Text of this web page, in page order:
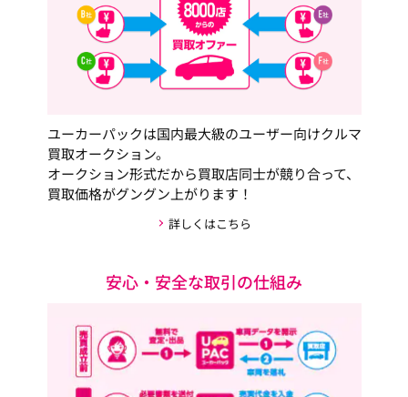
ユーカーパックは国内最大級のユーザー向けクルマ
買取オークション。
オークション形式だから買取店同士が競り合って、
買取価格がグングン上がります！
詳しくはこちら
安心・安全な取引の仕組み